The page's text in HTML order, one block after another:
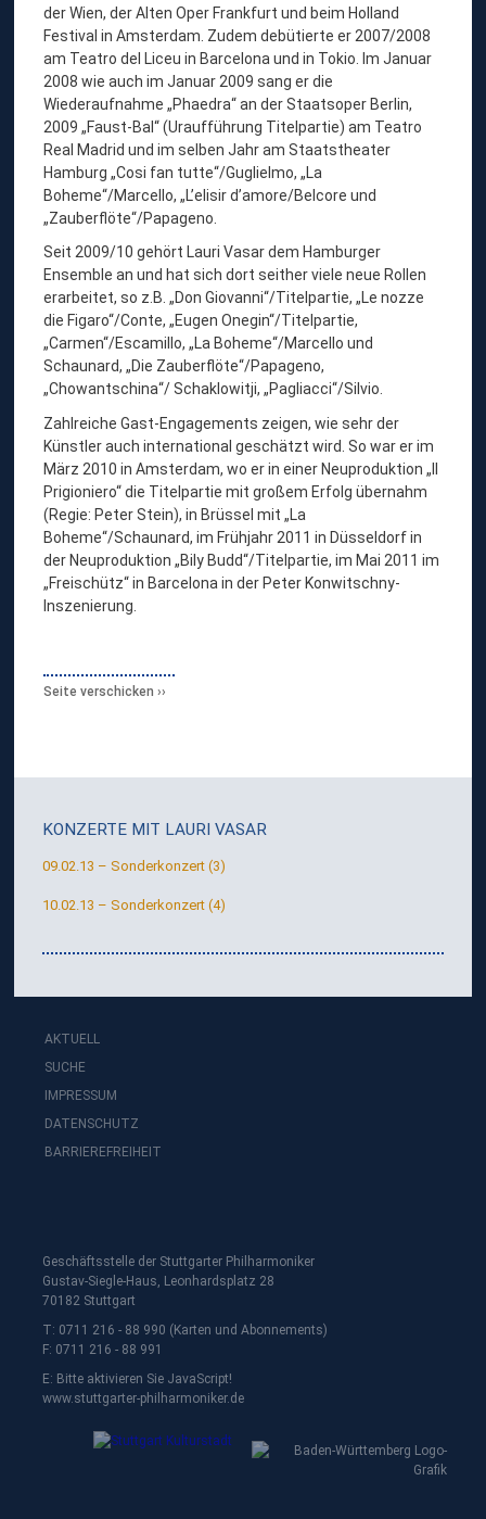
der Wien, der Alten Oper Frankfurt und beim Holland
Festival in Amsterdam. Zudem debütierte er 2007/2008
am Teatro del Liceu in Barcelona und in Tokio. Im Januar
2008 wie auch im Januar 2009 sang er die
Wiederaufnahme „Phaedra“ an der Staatsoper Berlin,
2009 „Faust-Bal“ (Uraufführung Titelpartie) am Teatro
Real Madrid und im selben Jahr am Staatstheater
Hamburg „Cosi fan tutte“/Guglielmo, „La
Boheme“/Marcello, „L’elisir d’amore/Belcore und
„Zauberflöte“/Papageno.
Seit 2009/10 gehört Lauri Vasar dem Hamburger
Ensemble an und hat sich dort seither viele neue Rollen
erarbeitet, so z.B. „Don Giovanni“/Titelpartie, „Le nozze
die Figaro“/Conte, „Eugen Onegin“/Titelpartie,
„Carmen“/Escamillo, „La Boheme“/Marcello und
Schaunard, „Die Zauberflöte“/Papageno,
„Chowantschina“/ Schaklowitji, „Pagliacci“/Silvio.
Zahlreiche Gast-Engagements zeigen, wie sehr der
Künstler auch international geschätzt wird. So war er im
März 2010 in Amsterdam, wo er in einer Neuproduktion „Il
Prigioniero“ die Titelpartie mit großem Erfolg übernahm
(Regie: Peter Stein), in Brüssel mit „La
Boheme“/Schaunard, im Frühjahr 2011 in Düsseldorf in
der Neuproduktion „Bily Budd“/Titelpartie, im Mai 2011 im
„Freischütz“ in Barcelona in der Peter Konwitschny-
Inszenierung.
KONZERTE MIT LAURI VASAR
09.02.13 – Sonderkonzert (3)
10.02.13 – Sonderkonzert (4)
Seite verschicken
AKTUELL
SUCHE
IMPRESSUM
DATENSCHUTZ
BARRIEREFREIHEIT
Geschäftsstelle der Stuttgarter Philharmoniker
Gustav-Siegle-Haus, Leonhardsplatz 28
70182 Stuttgart
T: 0711 216 - 88 990 (Karten und Abonnements)
F: 0711 216 - 88 991
E: Bitte aktivieren Sie JavaScript!
www.stuttgarter-philharmoniker.de